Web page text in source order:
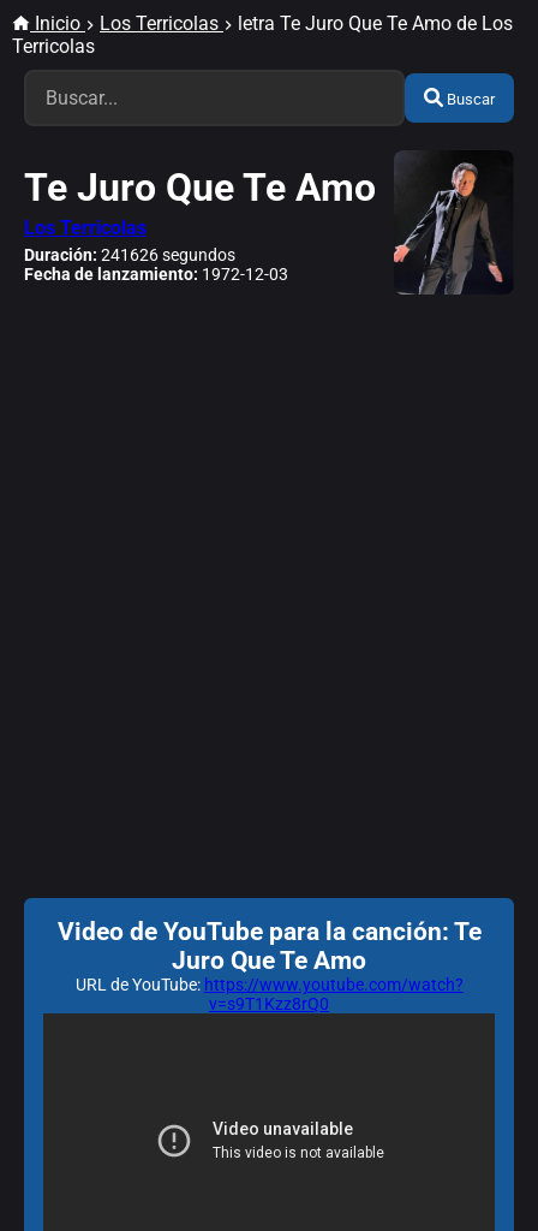
Inicio Los Terricolas
letra Te Juro Que Te Amo de Los
Terricolas
Buscar
Te Juro Que Te Amo
Los Terricolas
Duración: 241626 segundos
Fecha de lanzamiento: 1972-12-03
Video de YouTube para la canción: Te
Juro Que Te Amo
URL de YouTube: https://www.youtube.com/watch?
v=s9T1Kzz8rQ0